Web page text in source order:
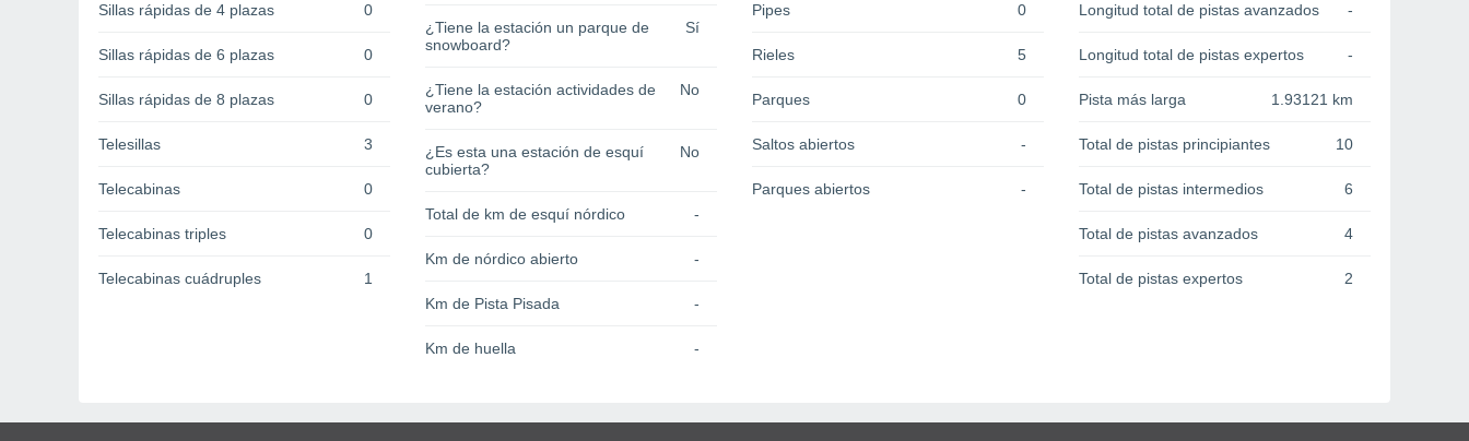
Sillas rápidas de 4 plazas 0
Sillas rápidas de 6 plazas 0
Sillas rápidas de 8 plazas 0
Telesillas 3
Telecabinas 0
Telecabinas triples 0
Telecabinas cuádruples 1
¿Tiene la estación un parque de
snowboard?
Sí
¿Tiene la estación actividades de
verano?
No
¿Es esta una estación de esquí
cubierta?
No
Total de km de esquí nórdico -
Km de nórdico abierto -
Km de Pista Pisada -
Km de huella -
Pipes 0
Rieles 5
Parques 0
Saltos abiertos -
Parques abiertos -
Longitud total de pistas avanzados -
Longitud total de pistas expertos -
Pista más larga 1.93121 km
Total de pistas principiantes 10
Total de pistas intermedios 6
Total de pistas avanzados 4
Total de pistas expertos 2